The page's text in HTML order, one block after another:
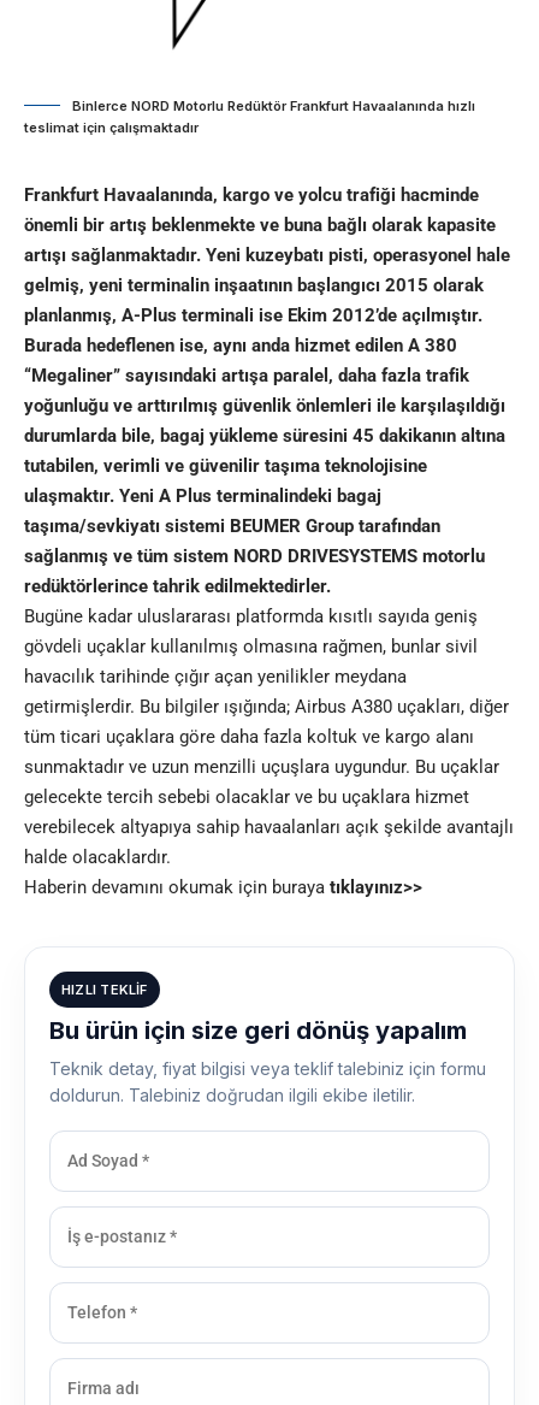
Binlerce NORD Motorlu Redüktör Frankfurt Havaalanında hızlı
teslimat için çalışmaktadır
Frankfurt Havaalanında, kargo ve yolcu trafiği hacminde
önemli bir artış beklenmekte ve buna bağlı olarak kapasite
artışı sağlanmaktadır. Yeni kuzeybatı pisti, operasyonel hale
gelmiş, yeni terminalin inşaatının başlangıcı 2015 olarak
planlanmış, A-Plus terminali ise Ekim 2012’de açılmıştır.
Burada hedeflenen ise, aynı anda hizmet edilen A 380
“Megaliner” sayısındaki artışa paralel, daha fazla trafik
yoğunluğu ve arttırılmış güvenlik önlemleri ile karşılaşıldığı
durumlarda bile, bagaj yükleme süresini 45 dakikanın altına
tutabilen, verimli ve güvenilir taşıma teknolojisine
ulaşmaktır. Yeni A Plus terminalindeki bagaj
taşıma/sevkiyatı sistemi BEUMER Group tarafından
sağlanmış ve tüm sistem NORD DRIVESYSTEMS motorlu
redüktörlerince tahrik edilmektedirler.
Bugüne kadar uluslararası platformda kısıtlı sayıda geniş
gövdeli uçaklar kullanılmış olmasına rağmen, bunlar sivil
havacılık tarihinde çığır açan yenilikler meydana
getirmişlerdir. Bu bilgiler ışığında; Airbus A380 uçakları, diğer
tüm ticari uçaklara göre daha fazla koltuk ve kargo alanı
sunmaktadır ve uzun menzilli uçuşlara uygundur. Bu uçaklar
gelecekte tercih sebebi olacaklar ve bu uçaklara hizmet
verebilecek altyapıya sahip havaalanları açık şekilde avantajlı
halde olacaklardır.
Haberin devamını okumak için buraya tıklayınız>>
HIZLI TEKLIF
Bu ürün için size geri dönüş yapalım
Teknik detay, fiyat bilgisi veya teklif talebiniz için formu
doldurun. Talebiniz doğrudan ilgili ekibe iletilir.